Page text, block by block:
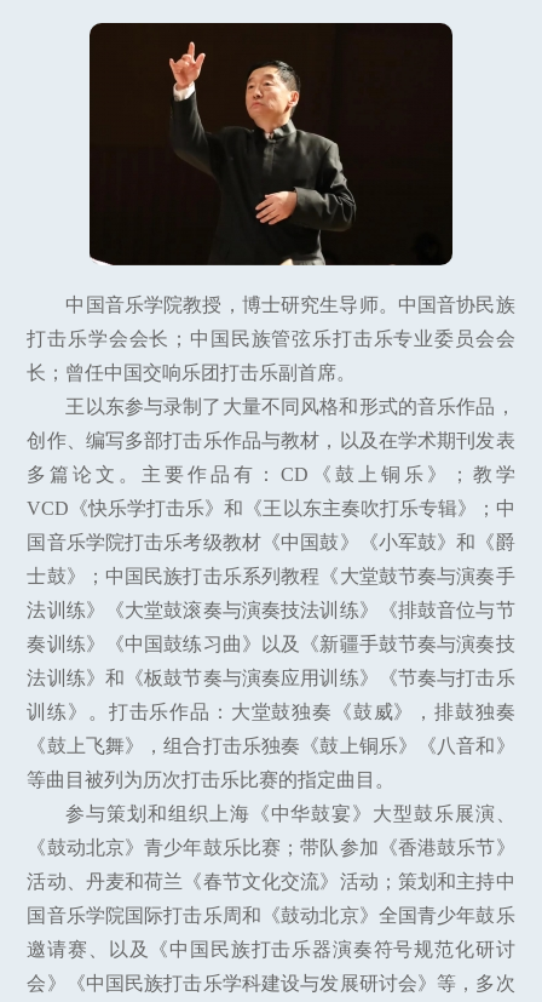
中国音乐学院教授，博士研究生导师。中国音协民族
打击乐学会会长；中国民族管弦乐打击乐专业委员会会
长；曾任中国交响乐团打击乐副首席。
王以东参与录制了大量不同风格和形式的音乐作品，
创作、编写多部打击乐作品与教材，以及在学术期刊发表
多篇论文。主要作品有：CD《鼓上铜乐》；教学
VCD《快乐学打击乐》和《王以东主奏吹打乐专辑》；中
国音乐学院打击乐考级教材《中国鼓》《小军鼓》和《爵
士鼓》；中国民族打击乐系列教程《大堂鼓节奏与演奏手
法训练》《大堂鼓滚奏与演奏技法训练》《排鼓音位与节
奏训练》《中国鼓练习曲》以及《新疆手鼓节奏与演奏技
法训练》和《板鼓节奏与演奏应用训练》《节奏与打击乐
训练》。打击乐作品：大堂鼓独奏《鼓威》，排鼓独奏
《鼓上飞舞》，组合打击乐独奏《鼓上铜乐》《八音和》
等曲目被列为历次打击乐比赛的指定曲目。
参与策划和组织上海《中华鼓宴》大型鼓乐展演、
《鼓动北京》青少年鼓乐比赛；带队参加《香港鼓乐节》
活动、丹麦和荷兰《春节文化交流》活动；策划和主持中
国音乐学院国际打击乐周和《鼓动北京》全国青少年鼓乐
邀请赛、以及《中国民族打击乐器演奏符号规范化研讨
会》《中国民族打击乐学科建设与发展研讨会》等，多次